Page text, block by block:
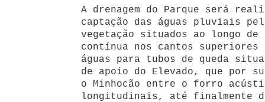
A drenagem do Parque será
captação das águas pluviais
vegetação situados ao longo de
contínua nos cantos superiores
águas para tubos de queda
de apoio do Elevado, que por
o Minhocão entre o forro
longitudinais, até finalmente